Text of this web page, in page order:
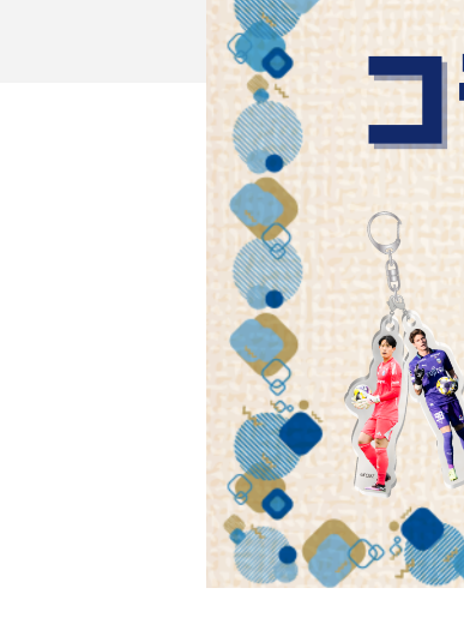
ホームタウン活動